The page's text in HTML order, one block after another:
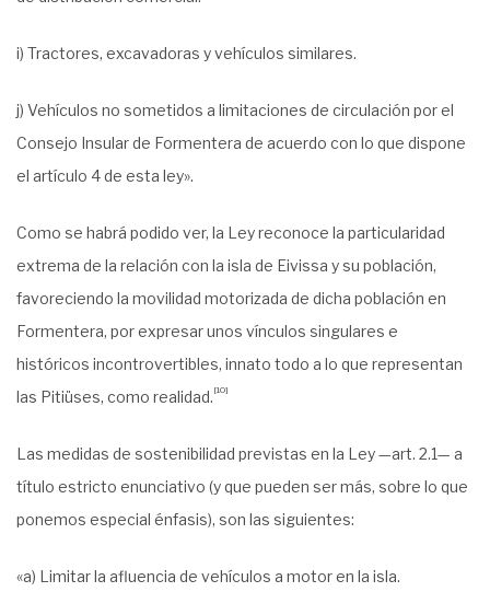
i) Tractores, excavadoras y vehículos similares.
j) Vehículos no sometidos a limitaciones de circulación por el
Consejo Insular de Formentera de acuerdo con lo que dispone
el artículo 4 de esta ley».
Como se habrá podido ver, la Ley reconoce la particularidad
extrema de la relación con la isla de Eivissa y su población,
favoreciendo la movilidad motorizada de dicha población en
Formentera, por expresar unos vínculos singulares e
históricos incontrovertibles, innato todo a lo que representan
las Pitiüses, como realidad. [10]
Las medidas de sostenibilidad previstas en la Ley —art. 2.1— a
título estricto enunciativo (y que pueden ser más, sobre lo que
ponemos especial énfasis), son las siguientes:
«a) Limitar la afluencia de vehículos a motor en la isla.